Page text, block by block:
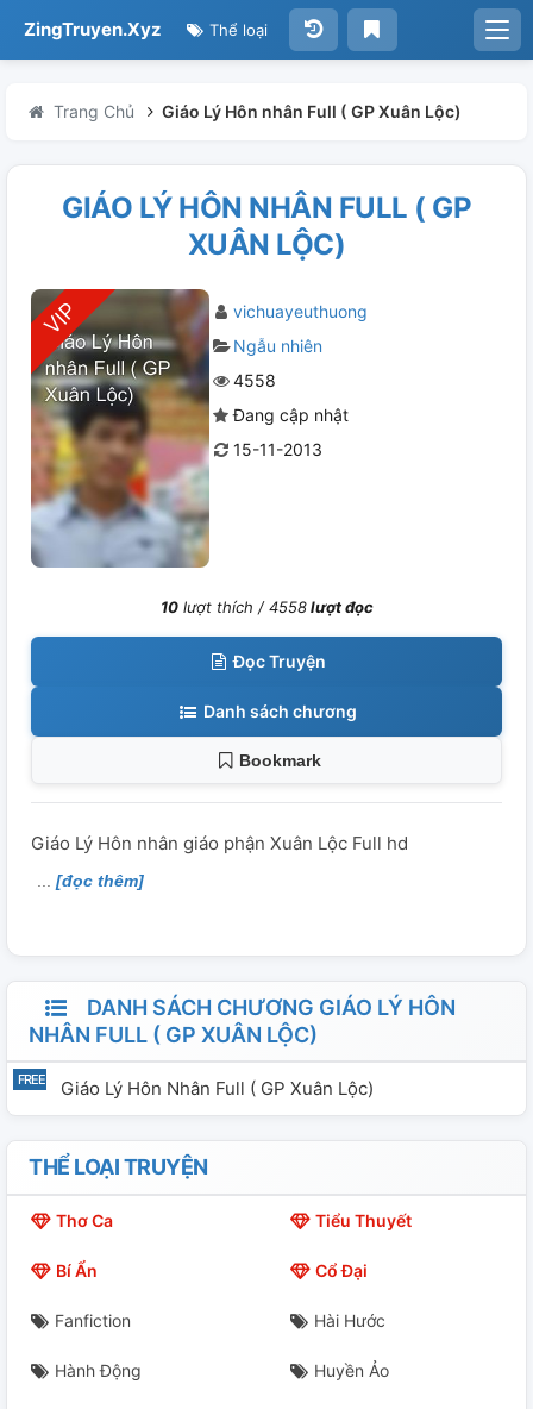
ZingTruyen.Xyz Thể loại
Trang Chủ Giáo Lý Hôn nhân Full ( GP Xuân Lộc)
GIÁO LÝ HÔN NHÂN FULL ( GP
XUÂN LỘC)
vichuayeuthuong
Ngẫu nhiên
4558
Đang cập nhật
15-11-2013
10lượt thích /4558lượt đọc
Đọc Truyện
Danh sách chương
Bookmark
Giáo Lý Hôn nhân giáo phận Xuân Lộc Full hd
[đọc thêm]
DANH SÁCH CHƯƠNG GIÁO LÝ HÔN
NHÂN FULL ( GP XUÂN LỘC)
Giáo Lý Hôn Nhân Full ( GP Xuân Lộc)
THỂ LOẠI TRUYỆN
Thơ Ca Tiểu Thuyết
Bí Ẩn Cổ Đại
Fanfiction Hài Hước
Hành Động Huyền Ảo